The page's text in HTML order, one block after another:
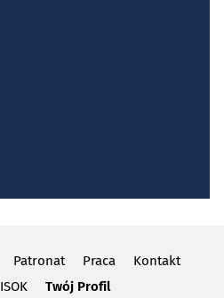
Patronat Praca
Kontakt
ISOK Twój Profil